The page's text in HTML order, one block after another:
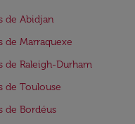
de Abidjan
de Marraquexe
de Raleigh-Durham
de Toulouse
de Bordéus